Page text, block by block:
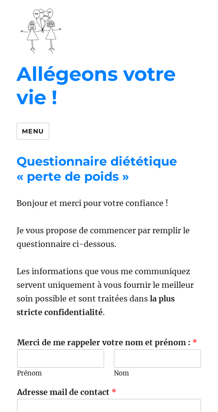
Allégeons votre
vie !
MENU
Questionnaire diététique
« perte de poids »
Bonjour et merci pour votre confiance !
Je vous propose de commencer par remplir le
questionnaire ci-dessous.
Les informations que vous me communiquez
servent uniquement à vous fournir le meilleur
soin possible et sont traitées dansla plus
stricte confidentialité.
Merci de me rappeler votre nom et prénom : *
Prénom Nom
Adresse mail de contact *